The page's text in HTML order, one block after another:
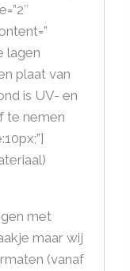
lagen
plaat van
is UV- en
te nemen
met
maar wij
(vanaf